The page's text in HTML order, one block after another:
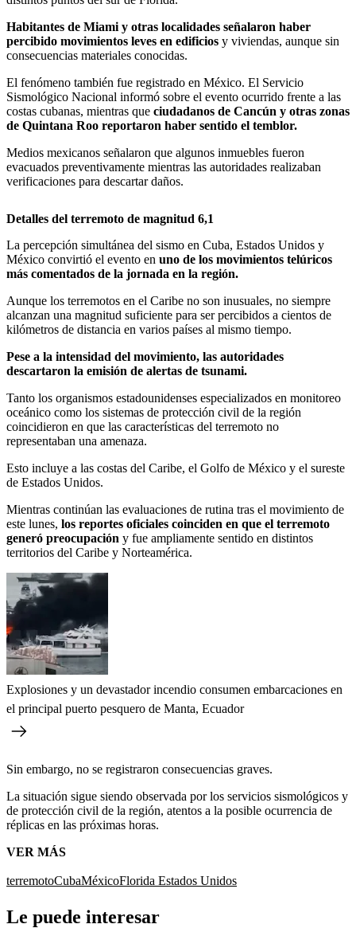
Habitantes de Miami y otras localidades señalaron haber
percibido movimientos leves en edificios y viviendas, aunque sin
consecuencias materiales conocidas.
El fenómeno también fue registrado en México. El Servicio
Sismológico Nacional informó sobre el evento ocurrido frente a las
costas cubanas, mientras que ciudadanos de Cancún y otras zonas
de Quintana Roo reportaron haber sentido el temblor.
Medios mexicanos señalaron que algunos inmuebles fueron
evacuados preventivamente mientras las autoridades realizaban
verificaciones para descartar daños.
Detalles del terremoto de magnitud 6,1
La percepción simultánea del sismo en Cuba, Estados Unidos y
México convirtió el evento en uno de los movimientos telúricos
más comentados de la jornada en la región.
Aunque los terremotos en el Caribe no son inusuales, no siempre
alcanzan una magnitud suficiente para ser percibidos a cientos de
kilómetros de distancia en varios países al mismo tiempo.
Pese a la intensidad del movimiento, las autoridades
descartaron la emisión de alertas de tsunami.
Tanto los organismos estadounidenses especializados en monitoreo
oceánico como los sistemas de protección civil de la región
coincidieron en que las características del terremoto no
representaban una amenaza.
Esto incluye a las costas del Caribe, el Golfo de México y el sureste
de Estados Unidos.
Mientras continúan las evaluaciones de rutina tras el movimiento de
este lunes, los reportes oficiales coinciden en que el terremoto
generó preocupación y fue ampliamente sentido en distintos
territorios del Caribe y Norteamérica.
Explosiones y un devastador incendio consumen embarcaciones en
el principal puerto pesquero de Manta, Ecuador
Sin embargo, no se registraron consecuencias graves.
La situación sigue siendo observada por los servicios sismológicos y
de protección civil de la región, atentos a la posible ocurrencia de
réplicas en las próximas horas.
VER MÁS
terremotoCubaMéxicoFlorida Estados Unidos
Le puede interesar